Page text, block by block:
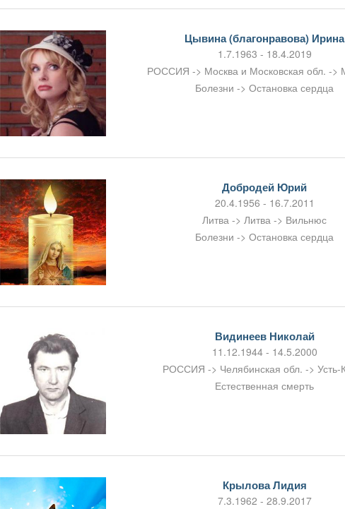
Цывина (благонравова) Ирина
1.7.1963 - 18.4.2019
РОССИЯ -> Москва и Московская обл. -
Болезни -> Остановка сердца
Добродей Юрий
20.4.1956 - 16.7.2011
Литва -> Литва -> Вильнюс
Болезни -> Остановка сердца
Видинеев Николай
11.12.1944 - 14.5.2000
РОССИЯ -> Челябинская обл. -> Усть-
Естественная смерть
Крылова Лидия
7.3.1962 - 28.9.2017